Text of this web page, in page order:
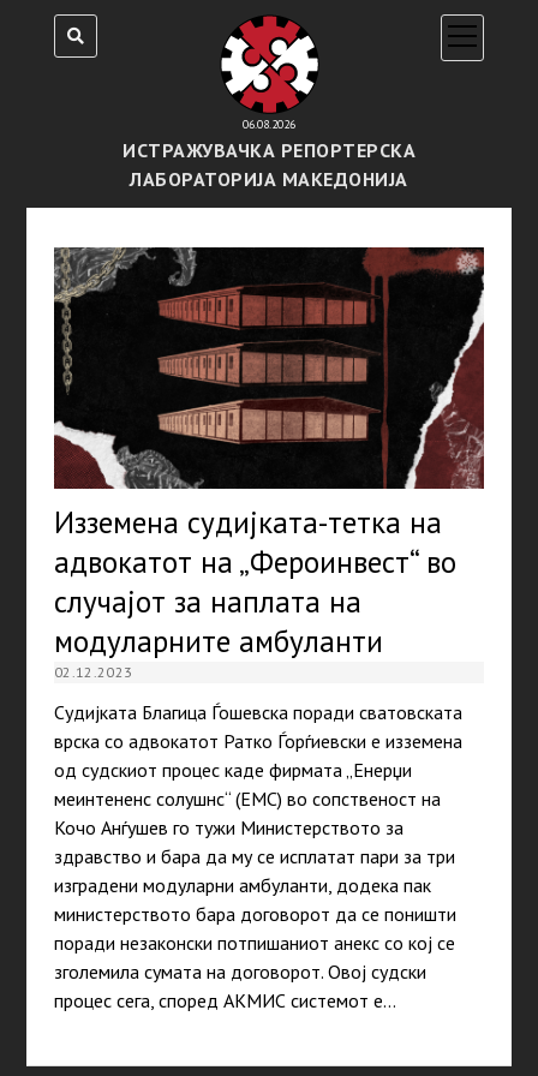
06.08.2026
ИСТРАЖУВАЧКА РЕПОРТЕРСКА
ЛАБОРАТОРИЈА МАКЕДОНИЈА
open
menu
Изземена судијката-тетка на
адвокатот на „Фероинвест“ во
случајот за наплата на
модуларните амбуланти
02.12.2023
Судијката Благица Ѓошевска поради сватовската
врска со адвокатот Ратко Ѓорѓиевски е изземена
од судскиот процес каде фирмата „Енерџи
меинтененс солушнс“ (ЕМС) во сопственост на
Кочо Анѓушев го тужи Министерството за
здравство и бара да му се исплатат пари за три
изградени модуларни амбуланти, додека пак
министерството бара договорот да се поништи
поради незаконски потпишаниот анекс со кој се
зголемила сумата на договорот. Овој судски
процес сега, според АКМИС системот е…